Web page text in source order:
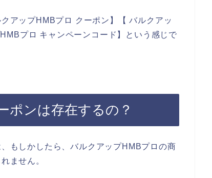
アップHMBプロ クーポン】【 バルクアッ
プロ キャンペーンコード】という感じで
ポンは存在するの？
もしかしたら、バルクアップHMBプロの商
ません。